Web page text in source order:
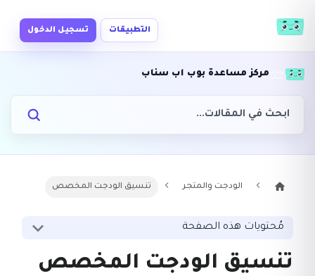
التطبيقات تسجيل الدخول
مركز مساعدة بوب اب سناب
الودجت والمتجر تنسيق الودجت المخصص
مُحتويات هذه الصفحة
تنسيق الودجت المخصص